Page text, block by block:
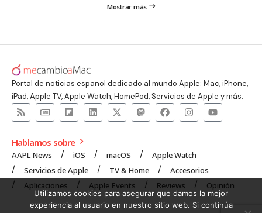
Mostrar más
Portal de noticias español dedicado al mundo Apple: Mac, iPhone,
iPad, Apple TV, Apple Watch, HomePod, Servicios de Apple y más.
Hablamos sobre
AAPL News iOS macOS
Apple Watch
Servicios de Apple
TV & Home
Accesorios
Aplicaciones
Apple Events Reviews Opinión
Utilizamos cookies para asegurar que damos la mejor
experiencia al usuario en nuestro sitio web. Si continúa